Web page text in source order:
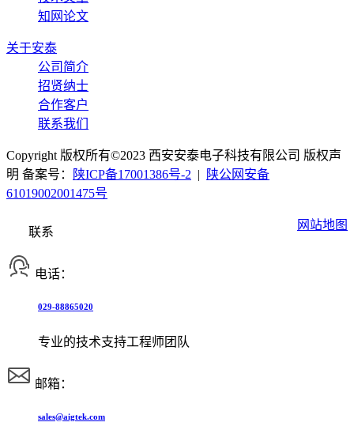
知网论文
关于安泰
公司简介
招贤纳士
合作客户
联系我们
Copyright 版权所有©2023 西安安泰电子科技有限公司 版权声
明 备案号：
陕ICP备17001386号-2 |
陕公网安备
61019002001475号
网站地图
联系
电话：
029-88865020
专业的技术支持工程师团队
邮箱：
sales@aigtek.com